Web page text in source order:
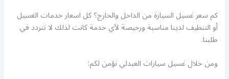
كم سعر غسيل السيارة من الداخل والخارج؟ كل اسعار خدمات الغسيل
أو التنظيف لدينا مناسبة ورخيصة لأي خدمة كانت لذلك لا تتردد في
طلبنا.
ومن خلال غسيل سيارات العبدلي نؤمن لكم: